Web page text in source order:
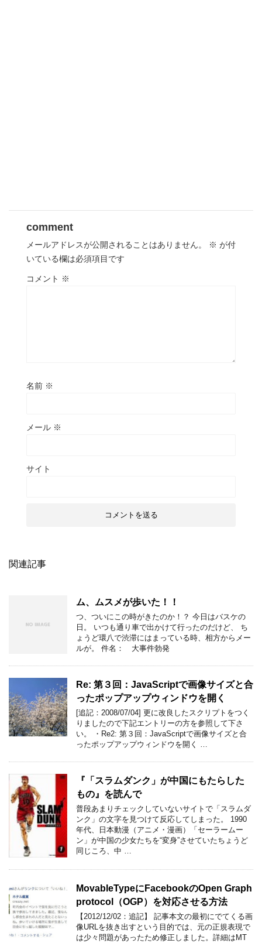
comment
メールアドレスが公開されることはありません。 ※ が付
いている欄は必須項目です
コメント ※
名前 ※
メール ※
サイト
関連記事
ム、ムスメが歩いた！！
つ、ついにこの時がきたのか！？ 今日はバスケの
日。 いつも通り車で出かけて行ったのだけど、 ち
ょうど環八で渋滞にはまっている時、相方からメー
ルが。 件名： 大事件勃発
Re: 第３回：JavaScriptで画像サイズと合
ったポップアップウィンドウを開く
[追記：2008/07/04] 更に改良したスクリプトをつく
りましたので下記エントリーの方を参照して下さ
い。 ・Re2: 第３回：JavaScriptで画像サイズと合
ったポップアップウィンドウを開く …
『「スラムダンク」が中国にもたらした
もの』を読んで
普段あまりチェックしていないサイトで「スラムダ
ンク」の文字を見つけて反応してしまった。 1990
年代、日本動漫（アニメ・漫画）「セーラームー
ン」が中国の少女たちを“変身”させていたちょうど
同じころ、中 …
MovableTypeにFacebookのOpen Graph
protocol（OGP）を対応させる方法
【2012/12/02：追記】 記事本文の最初にでてくる画
像URLを抜き出すという目的では、元の正規表現で
は少々問題があったため修正しました。詳細はMT